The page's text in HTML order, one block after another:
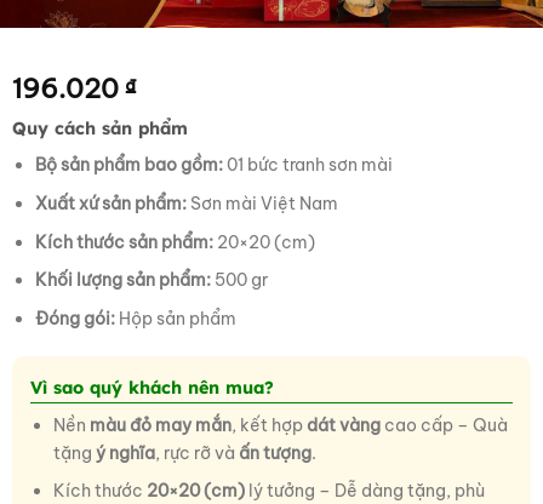
196.020 ₫
Quy cách sản phẩm
Bộ sản phẩm bao gồm:01 bức tranh sơn mài
Xuất xứ sản phẩm:Sơn mài Việt Nam
Kích thước sản phẩm:20×20 (cm)
Khối lượng sản phẩm:500 gr
Đóng gói:Hộp sản phẩm
Vì sao quý khách nên mua?
Nền màu đỏ may mắn, kết hợp dát vàngcao cấp – Quà
tặng ý nghĩa, rực rỡ và ấn tượng.
Kích thước 20×20 (cm)lý tưởng – Dễ dàng tặng, phù